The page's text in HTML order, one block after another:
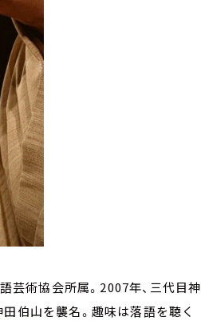
芸術協会所属。2007年、三代目神
伯山を襲名。趣味は落語を聴く